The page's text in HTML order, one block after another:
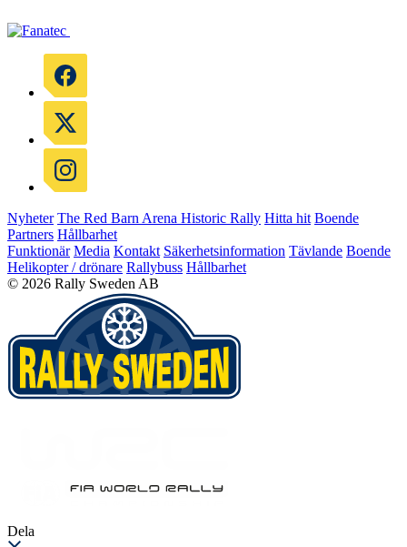
Nyheter The Red Barn Arena Historic Rally Hitta hit Boende
Partners Hållbarhet
Funktionär Media Kontakt Säkerhetsinformation Tävlande Boende
Helikopter / drönare Rallybuss Hållbarhet
© 2026 Rally Sweden AB
Dela